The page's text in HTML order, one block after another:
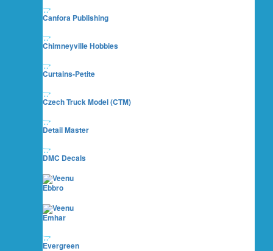
Canfora Publishing
Chimneyville Hobbies
Curtains-Petite
Czech Truck Model (CTM)
Detail Master
DMC Decals
Ebbro
Emhar
Evergreen